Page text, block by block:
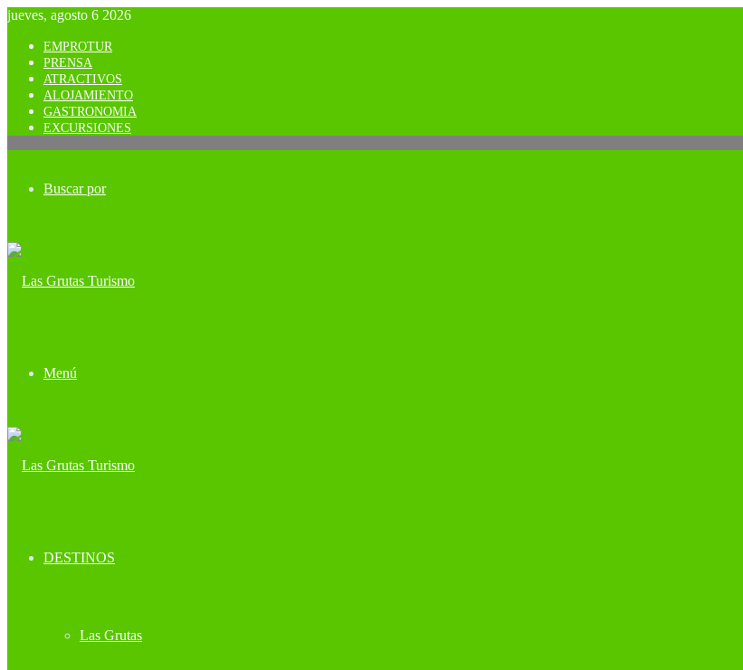
jueves, agosto 6 2026
EMPROTUR
PRENSA
ATRACTIVOS
ALOJAMIENTO
GASTRONOMIA
EXCURSIONES
Buscar por
Menú
DESTINOS
Las Grutas